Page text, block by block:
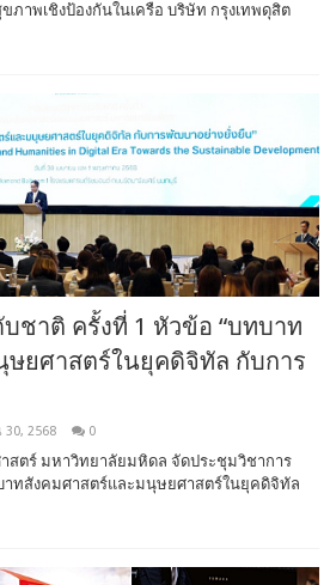
ขภาพเชิงป้องกันในเครือ บริษัท กรุงเทพดุสิต
ชาติ ครั้งที่ 1 หัวข้อ “บทบาท
ยศาสตร์ในยุคดิจิทัล กับการ
30, 2568 0
ตร์ มหาวิทยาลัยมหิดล จัดประชุมวิชาการ
าทสังคมศาสตร์และมนุษยศาสตร์ในยุคดิจิทัล